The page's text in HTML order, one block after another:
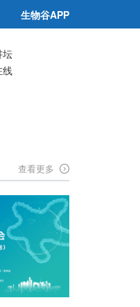
生物谷APP
坛
线
查看更多